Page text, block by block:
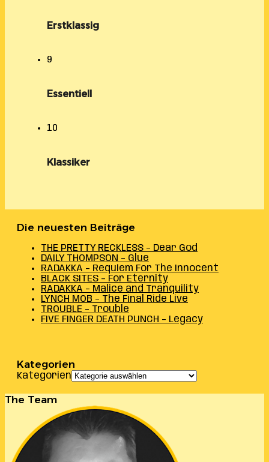
Erstklassig
9
Essentiell
10
Klassiker
Die neuesten Beiträge
THE PRETTY RECKLESS – Dear God
DAILY THOMPSON – Glue
RADAKKA – Requiem For The Innocent
BLACK SITES – For Eternity
RADAKKA – Malice and Tranquility
LYNCH MOB – The Final Ride Live
TROUBLE – Trouble
FIVE FINGER DEATH PUNCH – Legacy
Kategorien
Kategorien
The Team